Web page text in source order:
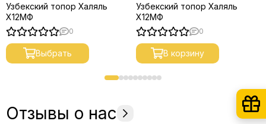
Узбекский топор Халяль
Х12МФ
0
Выбрать
Узбекский топор Халяль
Х12МФ
0
В корзину
Отзывы о нас